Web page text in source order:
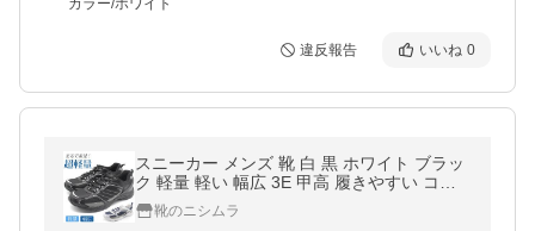
カラー/ホワイト
違反報告 いいね 0
スニーカー メンズ 靴 白 黒 ホワイト ブラッ
ク 軽量 軽い 幅広 3E 甲高 履きやすい コス
パ 通学 通勤 仕事 定番 学生 TOP REX 1850
3 靴のニシムラ